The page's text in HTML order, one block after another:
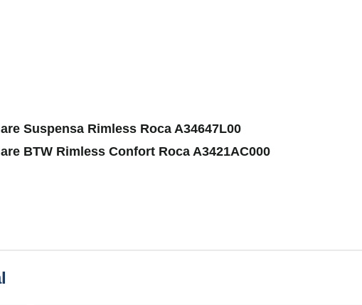
Suspensa Rimless Roca A34647L00
BTW Rimless Confort Roca A3421AC000